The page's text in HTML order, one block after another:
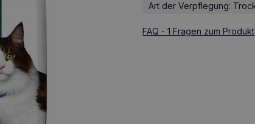
Art der Verpflegung:
FAQ - 1 Fragen zum Produkt